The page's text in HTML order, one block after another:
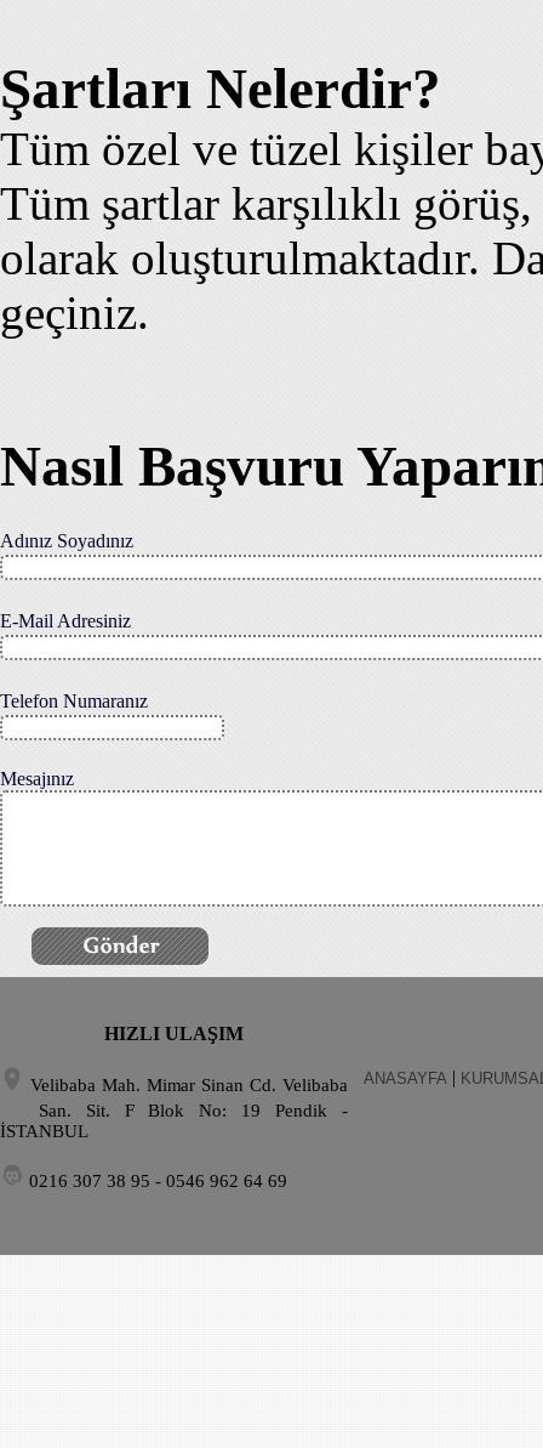
Şartları Nelerdir?
Tüm özel ve tüzel kişiler
Tüm şartlar karşılıklı
olarak oluşturulmaktadır.
geçiniz.
Nasıl Başvuru
Adınız Soyadınız
E-Mail Adresiniz
Telefon Numaranız
Mesajınız
HIZLI ULAŞIM
Velibaba Mah. Mimar Sinan Cd. Velibaba
San. Sit. F Blok No: 19 Pendik -
İSTANBUL
0216 307 38 95 - 0546 962 64 69
ANASAYFA |